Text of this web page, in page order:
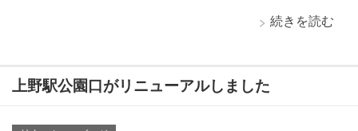
続きを読む
上野駅公園口がリニューアルしました